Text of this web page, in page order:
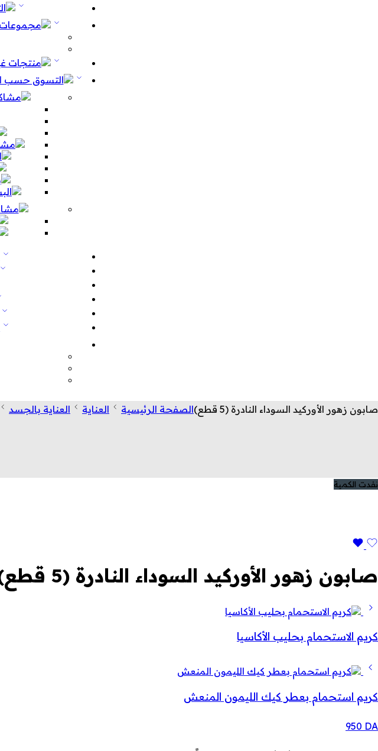
صابون زهور الأوركيد السوداء النادرة (5 قطع) الصفحة الرئيسية العناية العناية بالجسد
نفدت الكمية
صابون زهور الأوركيد السوداء النادرة (5 قطع)
كريم الاستحمام بحليب الأكاسيا
كريم استحمام بعطر كيك الليمون المنعش
950 DA